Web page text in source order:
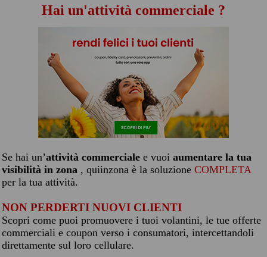
Hai un'attività commerciale ?
Se hai un’attività commerciale e vuoi aumentare la tua
visibilità in zona , quiinzona è la soluzione COMPLETA
per la tua attività.
NON PERDERTI NUOVI CLIENTI
Scopri come puoi promuovere i tuoi volantini, le tue offerte
commerciali e coupon verso i consumatori, intercettandoli
direttamente sul loro cellulare.